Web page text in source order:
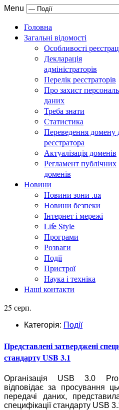
Menu
Головна
Загальні відомості
Особливості
Декларація
адміністраторів
Перелік реєстраторів
Про захист
даних
Треба знати
Статистика
Переведення домену
реєстратора
Актуалізація доменів
Регламент публічних
доменів
Новини
Новини зони .ua
Новини безпеки
Інтернет і мережі
Life Style
Програми
Розваги
Події
Пристрої
Наука і техніка
Наші контакти
25 серп.
Категорія: Події
Представлені затверджені
стандарту USB 3.1
Організація USB 3.0
відповідає за просування
передачі даних,
специфікації стандарту USB